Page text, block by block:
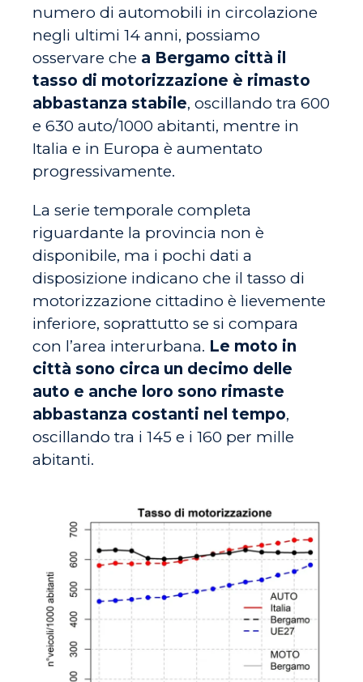
numero di automobili in circolazione
negli ultimi 14 anni, possiamo
osservare che a Bergamo città il
tasso di motorizzazione è rimasto
abbastanza stabile, oscillando tra 600
e 630 auto/1000 abitanti, mentre in
Italia e in Europa è aumentato
progressivamente.
La serie temporale completa
riguardante la provincia non è
disponibile, ma i pochi dati a
disposizione indicano che il tasso di
motorizzazione cittadino è lievemente
inferiore, soprattutto se si compara
con l’area interurbana. Le moto in
città sono circa un decimo delle
auto e anche loro sono rimaste
abbastanza costanti nel tempo,
oscillando tra i 145 e i 160 per mille
abitanti.